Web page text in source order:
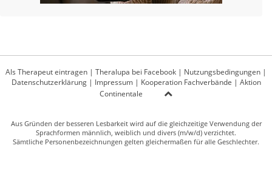
Als Therapeut eintragen | Theralupa bei Facebook | Nutzungsbedingungen |
Datenschutzerklärung| Impressum| Kooperation Fachverbände | Aktion
Continentale
Aus Gründen der besseren Lesbarkeit wird auf die gleichzeitige Verwendung der
Sprachformen männlich, weiblich und divers (m/w/d) verzichtet.
Sämtliche Personenbezeichnungen gelten gleichermaßen für alle Geschlechter.